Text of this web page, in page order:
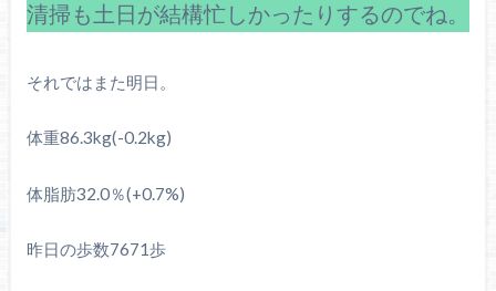
清掃も土日が結構忙しかったりするのでね。
それではまた明日。
体重86.3kg(-0.2kg)
体脂肪32.0％(+0.7%)
昨日の歩数7671歩